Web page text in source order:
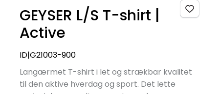
GEYSER L/S T-shirt |
Active
ID|G21003-900
Langærmet T-shirt i let og strækbar kvalitet
til den aktive hverdag og sport. Det lette